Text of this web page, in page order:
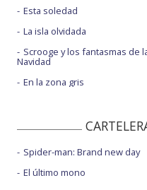
Esta soledad
La isla olvidada
Scrooge y los fantasmas de
Navidad
En la zona gris
Spider-man: Brand new day
El último mono